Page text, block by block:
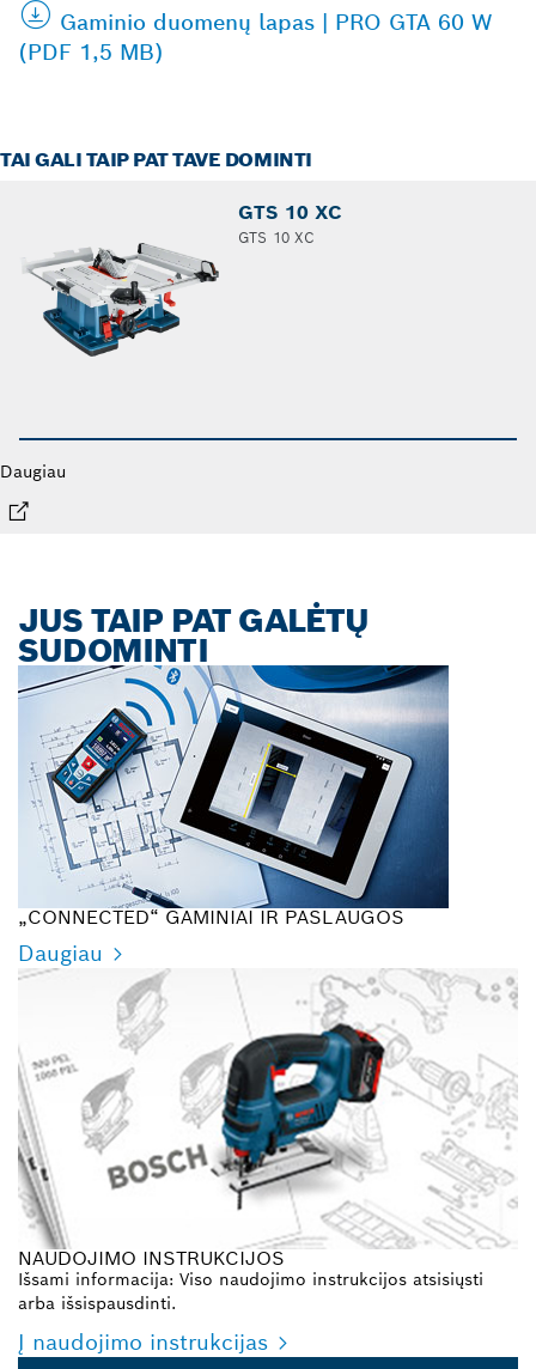
Gaminio duomenų lapas | PRO GTA 60 W
(PDF 1,5 MB)
TAI GALI TAIP PAT TAVE DOMINTI
GTS 10 XC
GTS 10 XC
Daugiau
JUS TAIP PAT GALĖTŲ
SUDOMINTI
„CONNECTED“ GAMINIAI IR PASLAUGOS
Daugiau
NAUDOJIMO INSTRUKCIJOS
Išsami informacija: Viso naudojimo instrukcijos atsisiųsti
arba išsispausdinti.
Į naudojimo instrukcijas